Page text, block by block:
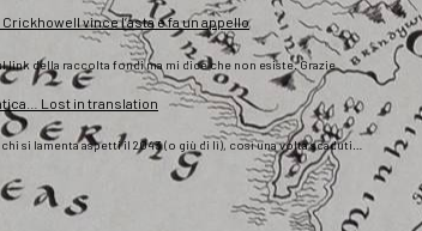
vince l’asta e fa un appello
link della raccolta fondi ma mi dice che non esiste. Grazie
Lost in translation
si lamenta aspetti il 2043 (o giù di lì), così una volta scaduti…